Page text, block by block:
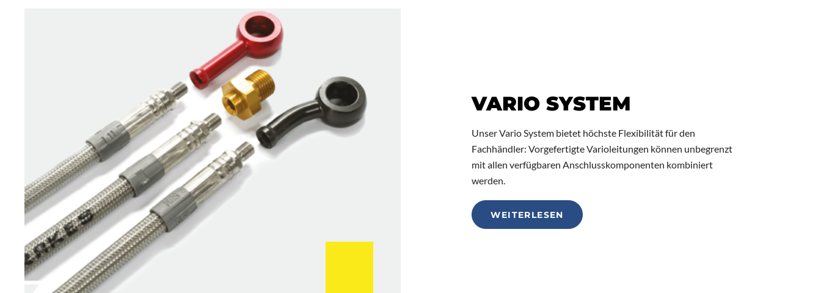
VARIO SYSTEM
Unser Vario System bietet höchste Flexibilität für den
Fachhändler: Vorgefertigte Varioleitungen können unbegrenzt
mit allen verfügbaren Anschlusskomponenten kombiniert
werden.
WEITERLESEN